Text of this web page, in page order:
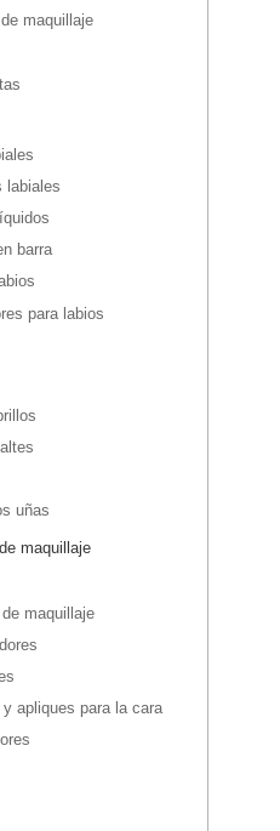
maquillaje
labiales
barra
para labios
uñas
maquillaje
maquillaje
y apliques para la cara